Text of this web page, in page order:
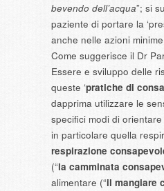
bevendo dell’acqua”; si
paziente di portare la
anche nelle azioni
Come suggerisce il Dr
Essere e sviluppo delle
queste ‘pratiche di
dapprima utilizzare le
specifici modi di
in particolare quella
respirazione
(“la camminata
alimentare (“il mangiare